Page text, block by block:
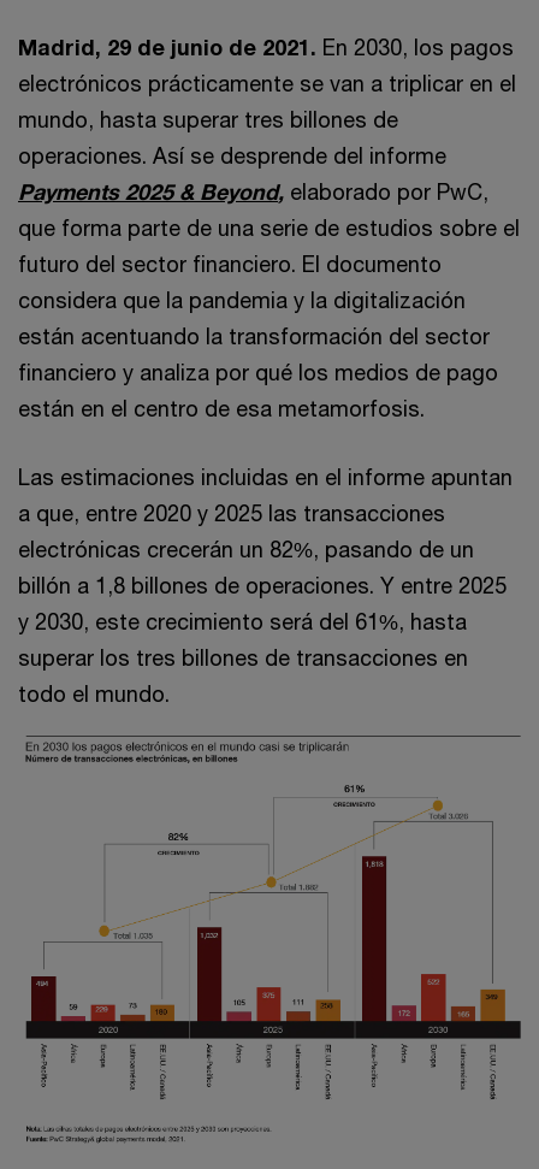
Madrid, 29 de junio de 2021. En 2030, los pagos
electrónicos prácticamente se van a triplicar en el
mundo, hasta superar tres billones de
operaciones. Así se desprende del informe
Payments 2025 & Beyond, elaborado por PwC,
que forma parte de una serie de estudios sobre el
futuro del sector financiero. El documento
considera que la pandemia y la digitalización
están acentuando la transformación del sector
financiero y analiza por qué los medios de pago
están en el centro de esa metamorfosis.
Las estimaciones incluidas en el informe apuntan
a que, entre 2020 y 2025 las transacciones
electrónicas crecerán un 82%, pasando de un
billón a 1,8 billones de operaciones. Y entre 2025
y 2030, este crecimiento será del 61%, hasta
superar los tres billones de transacciones en
todo el mundo.